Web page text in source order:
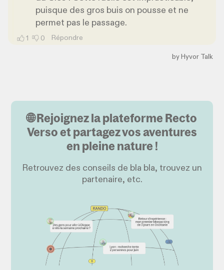
🌐 Rejoignez la plateforme Recto
Verso et partagez vos aventures
en pleine nature !
Retrouvez des conseils de bla bla, trouvez un
partenaire, etc.